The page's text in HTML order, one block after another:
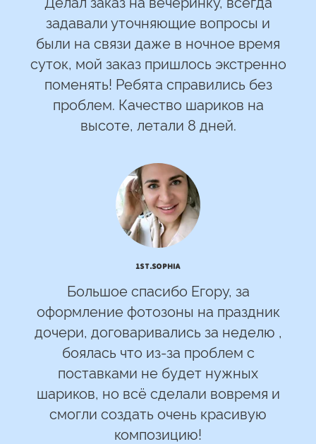
задавали уточняющие вопросы и
были на связи даже в ночное время
суток, мой заказ пришлось экстренно
поменять! Ребята справились без
проблем. Качество шариков на
высоте, летали 8 дней.
1st.Sophia
Большое спасибо Егору, за
оформление фотозоны на праздник
дочери, договаривались за неделю ,
боялась что из-за проблем с
поставками не будет нужных
шариков, но всё сделали вовремя и
смогли создать очень красивую
композицию!